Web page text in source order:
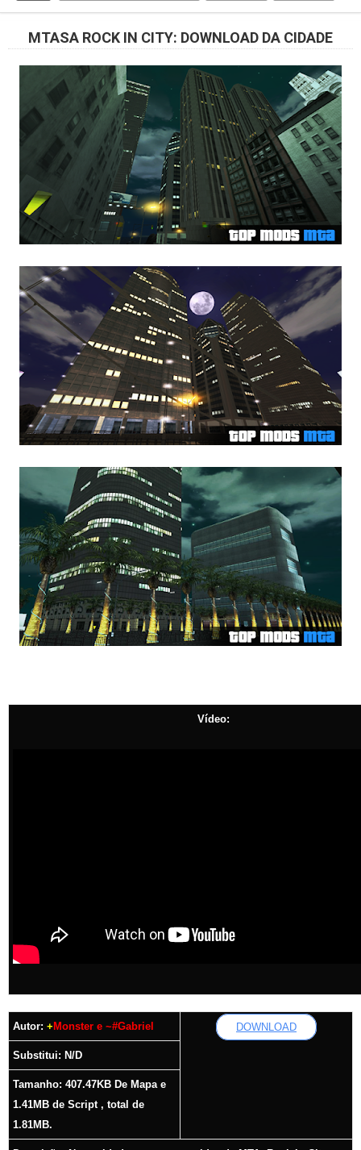
MTASA ROCK IN CITY: DOWNLOAD DA CIDADE
Vídeo:
Autor: + Monster e ~#Gabriel DOWNLOAD
Substitui: N/D
Tamanho: 407.47KB De Mapa e
1.41MB de Script , total de
1.81MB.